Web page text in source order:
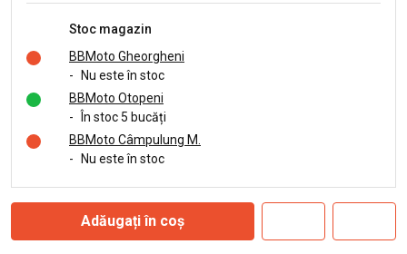
Stoc magazin
BBMoto Gheorgheni
-
Nu este în stoc
BBMoto Otopeni
-
În stoc 5 bucăți
BBMoto Câmpulung M.
-
Nu este în stoc
Adăugați în coș